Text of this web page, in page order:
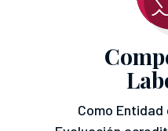
Como